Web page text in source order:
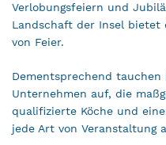
Verlobungsfeiern und
Landschaft der Insel
von Feier.
Dementsprechend
Unternehmen auf, die
qualifizierte Köche und
jede Art von Veranstaltung